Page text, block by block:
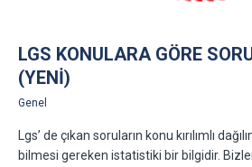
LGS KONULARA GÖRE
(YENİ)
Genel
Lgs’ de çıkan soruların konu kırılımlı
bilmesi gereken istatistiki bir bilgidir.